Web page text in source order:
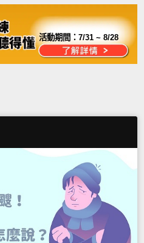
活動期間：7/31 ~ 8/28